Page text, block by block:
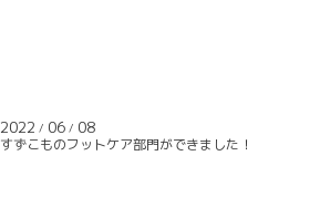
2022 / 06 / 08
すずこものフットケア部門ができました！